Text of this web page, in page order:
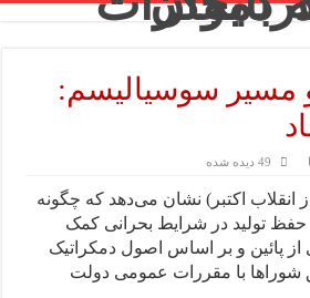
مسیر سوسیالیسم:
49 دیده شده
از انقلاب اکتبر) نشان می‌دهد که چگونه
تولید در شرایط بحرانی کمک
پائین و بر اساس اصول دمکراتیک
با مقررات عمومی دولت